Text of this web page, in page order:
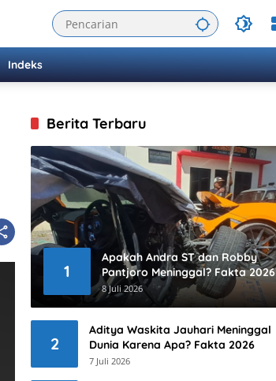
Indeks
Berita Terbaru
1
Apakah Andra ST dan Robby
Pantjoro Meninggal? Fakta 2026
8 Juli 2026
2
Aditya Waskita Jauhari Meninggal
Dunia Karena Apa? Fakta 2026
7 Juli 2026